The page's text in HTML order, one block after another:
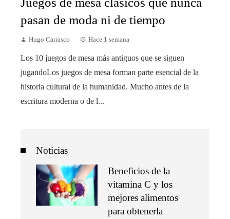
pasan de moda ni de tiempo
Hugo Carrasco Hace 1 semana
Los 10 juegos de mesa más antiguos que se siguen
jugandoLos juegos de mesa forman parte esencial de la
historia cultural de la humanidad. Mucho antes de la
escritura moderna o de l...
Noticias
Beneficios de la
vitamina C y los
mejores alimentos
para obtenerla